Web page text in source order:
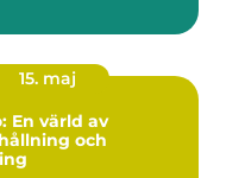
15. maj
En värld av
och